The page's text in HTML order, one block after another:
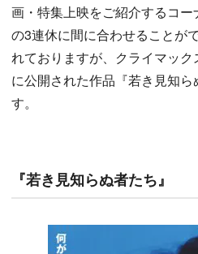
画・特集上映をご紹介するコ
の3連休に間に合わせること
れておりますが、クライマッ
に公開された作品『若き見知
す。
『若き見知らぬ者たち』